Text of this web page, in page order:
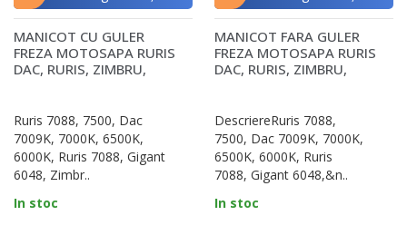
MANICOT CU GULER
FREZA MOTOSAPA RURIS
DAC, RURIS, ZIMBRU,
Ruris 7088, 7500, Dac
7009K, 7000K, 6500K,
6000K, Ruris 7088, Gigant
6048, Zimbr..
In stoc
MANICOT FARA GULER
FREZA MOTOSAPA RURIS
DAC, RURIS, ZIMBRU,
DescriereRuris 7088,
7500, Dac 7009K, 7000K,
6500K, 6000K, Ruris
7088, Gigant 6048,&n..
In stoc